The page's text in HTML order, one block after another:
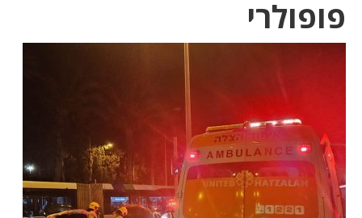
פופולרי